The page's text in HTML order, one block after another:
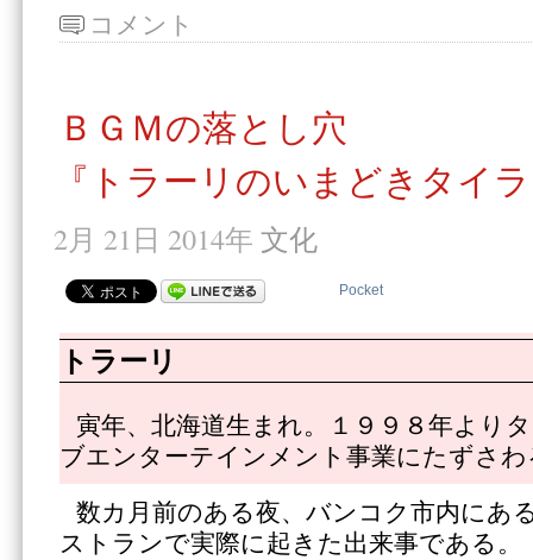
コメント
ＢＧＭの落とし穴
『トラーリのいまどきタイ
2月 21日 2014年 文化
Pocket
トラーリ
寅年、北海道生まれ。１９９８年より
ブエンターテインメント事業にたずさわ
数カ月前のある夜、バンコク市内にあ
ストランで実際に起きた出来事である。